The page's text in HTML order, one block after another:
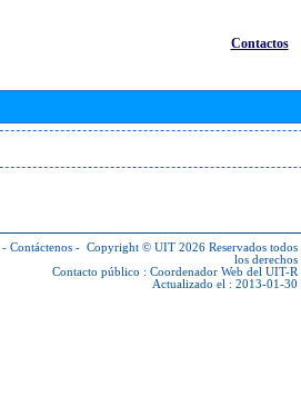
Contactos
- Contáctenos - Copyright © UIT 2026 Reservados todos
los derechos
Contacto público : Coordenador Web del UIT-R
Actualizado el : 2013-01-30